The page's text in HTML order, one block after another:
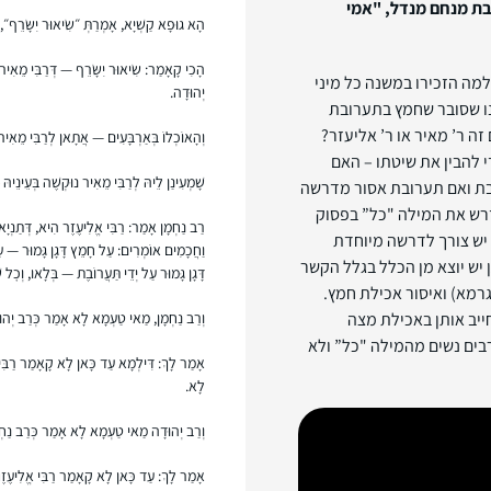
בת מנחם מנדל, "אמי
הזכירו במשנה כל מיני
שסובר שחמץ בתערובת
ר’ מאיר או ר’ אליעזר?
להבין את שיטתו – האם
ואם תערובת אסור מדרשה
את המילה "כל” בפסוק
צורך לדרשה מיוחדת
יש יוצא מן הכלל בגלל הקשר
ואיסור אכילת חמץ.
אותן באכילת מצה
נשים מהמילה "כל” ולא
הָא גוּפָא קַשְׁיָא, אָמְרַתְּ ״שִׂיאוּר
הָכִי קָאָמַר: שִׂיאוּר יִשָּׂרֵף — דְּרַבִּי מֵאִיר
יְהוּדָה.
וְהָאוֹכְלוֹ בְּאַרְבָּעִים — אֲתָאן לְרַבִּי
שָׁמְעִינַן לֵיהּ לְרַבִּי מֵאִיר נוּקְשֶׁה
רַב נַחְמָן אָמַר: רַבִּי אֱלִיעֶזֶר הִיא,
וַחֲכָמִים אוֹמְרִים: עַל חָמֵץ דָּגָן גָּמוּר
דָּגָן גָּמוּר עַל יְדֵי תַּעֲרוֹבֶת — בְּלָאו, וְכׇל
וְרַב נַחְמָן, מַאי טַעְמָא לָא אָמַר כְּרַב
אָמַר לָךְ: דִּילְמָא עַד כָּאן לָא קָאָמַר
לָא.
וְרַב יְהוּדָה מַאי טַעְמָא לָא אָמַר כְּרַב
אָמַר לָךְ: עַד כָּאן לָא קָאָמַר רַבִּי